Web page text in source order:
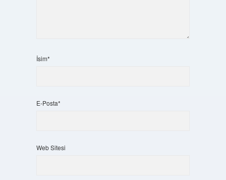
İsim*
E-Posta*
Web Sitesi